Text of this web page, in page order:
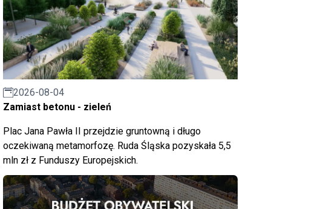
2026-08-04
Zamiast betonu - zieleń
Plac Jana Pawła II przejdzie gruntowną i długo
oczekiwaną metamorfozę. Ruda Śląska pozyskała 5,5
mln zł z Funduszy Europejskich.